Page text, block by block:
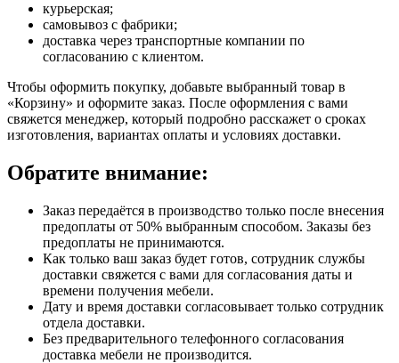
курьерская;
самовывоз с фабрики;
доставка через транспортные компании по
согласованию с клиентом.
Чтобы оформить покупку, добавьте выбранный товар в
«Корзину» и оформите заказ. После оформления с вами
свяжется менеджер, который подробно расскажет о сроках
изготовления, вариантах оплаты и условиях доставки.
Обратите внимание:
Заказ передаётся в производство только после внесения
предоплаты от 50% выбранным способом. Заказы без
предоплаты не принимаются.
Как только ваш заказ будет готов, сотрудник службы
доставки свяжется с вами для согласования даты и
времени получения мебели.
Дату и время доставки согласовывает только сотрудник
отдела доставки.
Без предварительного телефонного согласования
доставка мебели не производится.